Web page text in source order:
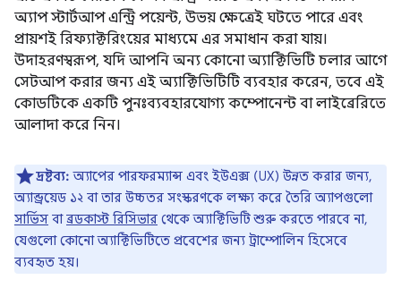
অ্যাপ স্টার্টআপ এন্ট্রি পয়েন্ট, উভয় ক্ষেত্রেই ঘটতে পারে এবং
প্রায়শই রিফ্যাক্টরিংয়ের মাধ্যমে এর সমাধান করা যায়।
উদাহরণস্বরূপ, যদি আপনি অন্য কোনো অ্যাক্টিভিটি চলার আগে
সেটআপ করার জন্য এই অ্যাক্টিভিটিটি ব্যবহার করেন, তবে এই
কোডটিকে একটি পুনঃব্যবহারযোগ্য কম্পোনেন্ট বা লাইব্রেরিতে
আলাদা করে নিন।
দ্রষ্টব্য: অ্যাপের পারফরম্যান্স এবং ইউএক্স (UX) উন্নত করার জন্য,
অ্যান্ড্রয়েড ১২ বা তার উচ্চতর সংস্করণকে লক্ষ্য করে তৈরি অ্যাপগুলো
সার্ভিস বাব্রডকাস্ট রিসিভার থেকে অ্যাক্টিভিটি শুরু করতে পারবে না,
যেগুলো কোনো অ্যাক্টিভিটিতে প্রবেশের জন্য ট্রাম্পোলিন হিসেবে
ব্যবহৃত হয়।